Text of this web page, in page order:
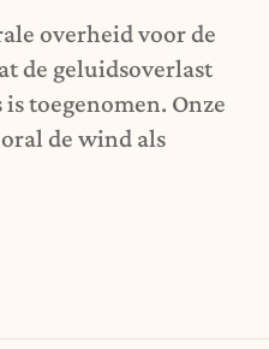
overheid voor de
de geluidsoverlast
toegenomen. Onze
de wind als